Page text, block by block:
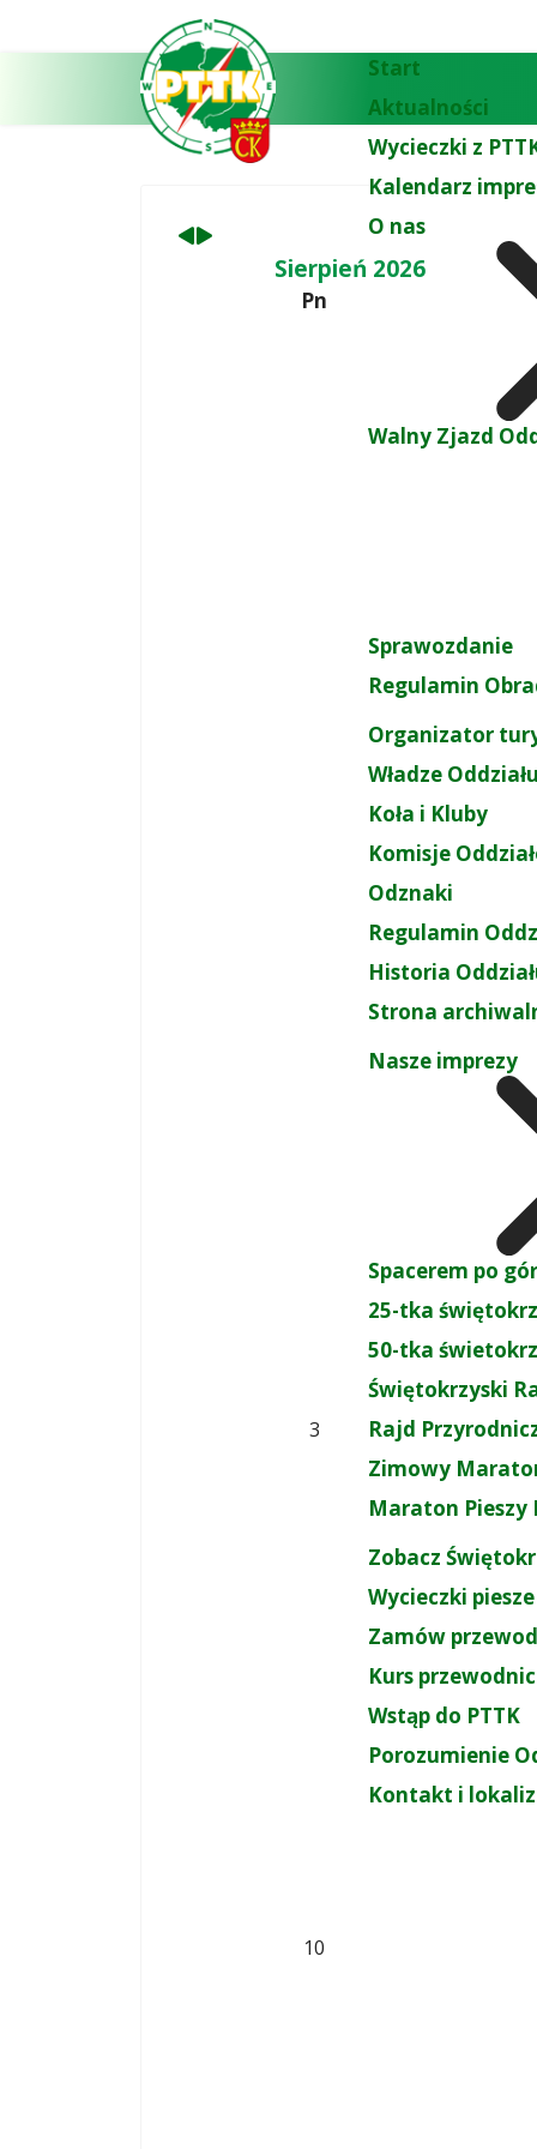
Start
Aktualności
Wycieczki z
Kalendarz
O nas
Walny Zjazd
Sprawozdanie
Regulamin
Organizator
Władze
Koła i Kluby
Komisje
Odznaki
Regulamin
Historia
Strona
Nasze imprezy
Spacerem po
25-tka
50-tka
Świętokrzyski
Rajd
Zimowy
Maraton Pieszy
Zobacz
Wycieczki piesze
Zamów
Kurs
Wstąp do PTTK
Porozumienie
Kontakt i
miesiąc
miesiąc
Sierpień 2026
Pn
3
10